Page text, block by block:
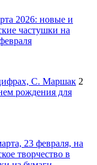
2026: новые и
частушки на
С. Маршак 2
рождения для
23 февраля, на
творчество в